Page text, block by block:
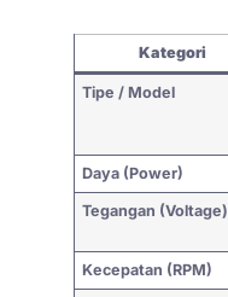
Kategori
Tipe / Model
Daya (Power)
Tegangan (Voltage)
Kecepatan (RPM)